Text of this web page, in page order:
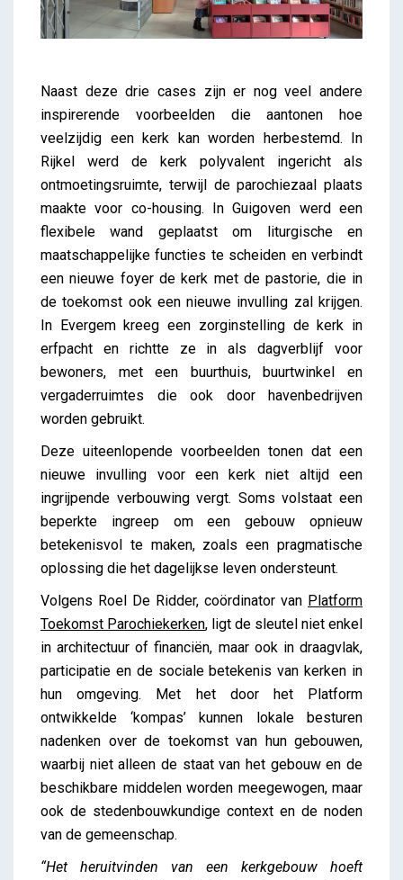
Naast deze drie cases zijn er nog veel andere
inspirerende voorbeelden die aantonen hoe
veelzijdig een kerk kan worden herbestemd. In
Rijkel werd de kerk polyvalent ingericht als
ontmoetingsruimte, terwijl de parochiezaal plaats
maakte voor co-housing. In Guigoven werd een
flexibele wand geplaatst om liturgische en
maatschappelijke functies te scheiden en verbindt
een nieuwe foyer de kerk met de pastorie, die in
de toekomst ook een nieuwe invulling zal krijgen.
In Evergem kreeg een zorginstelling de kerk in
erfpacht en richtte ze in als dagverblijf voor
bewoners, met een buurthuis, buurtwinkel en
vergaderruimtes die ook door havenbedrijven
worden gebruikt.
Deze uiteenlopende voorbeelden tonen dat een
nieuwe invulling voor een kerk niet altijd een
ingrijpende verbouwing vergt. Soms volstaat een
beperkte ingreep om een gebouw opnieuw
betekenisvol te maken, zoals een pragmatische
oplossing die het dagelijkse leven ondersteunt.
Volgens Roel De Ridder, coördinator van Platform
Toekomst Parochiekerken, ligt de sleutel niet enkel
in architectuur of financiën, maar ook in draagvlak,
participatie en de sociale betekenis van kerken in
hun omgeving. Met het door het Platform
ontwikkelde ‘kompas’ kunnen lokale besturen
nadenken over de toekomst van hun gebouwen,
waarbij niet alleen de staat van het gebouw en de
beschikbare middelen worden meegewogen, maar
ook de stedenbouwkundige context en de noden
van de gemeenschap.
“Het heruitvinden van een kerkgebouw hoeft